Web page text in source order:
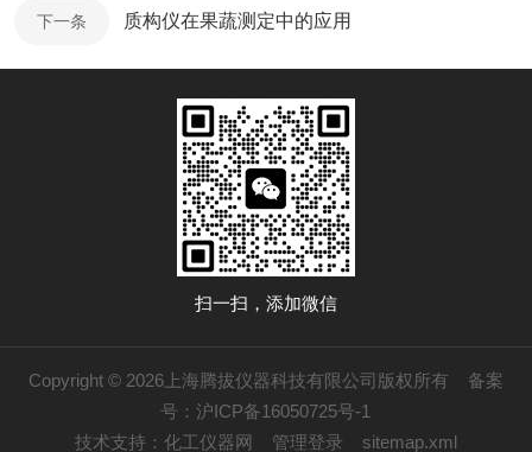
下一条 质构仪在果蔬测定中的应用
扫一扫，添加微信
Copyright © 2026上海腾拔仪器科技有限公司版权所有 备案
号：沪ICP备16050725号-1
技术支持： 化工仪器网 管理登录 sitemap.xml